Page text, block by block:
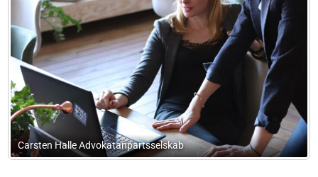
AM Advokatholdingselskab ApS